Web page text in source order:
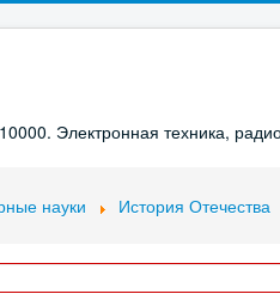
Электронная техника,
науки История Отечества